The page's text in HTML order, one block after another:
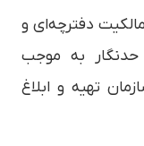
مالکیت دفترچه‌ای و
حدنگار به موجب
تهیه و ابلاغ